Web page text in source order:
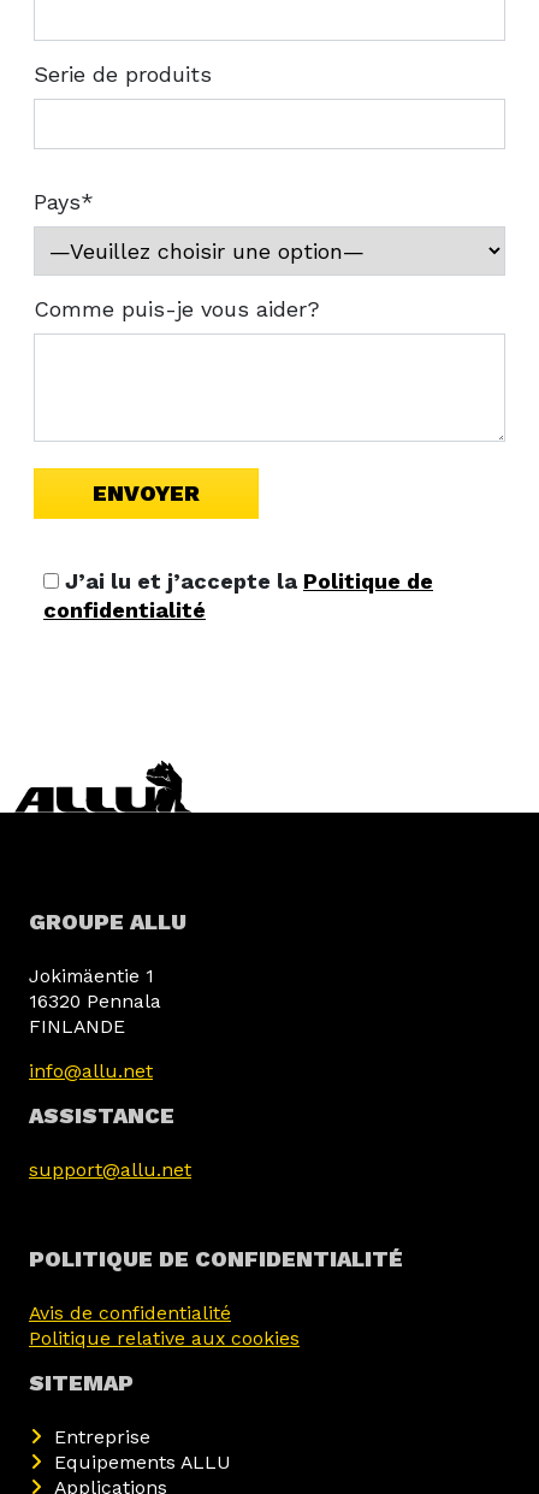
Serie de produits
Pays*
Comme puis-je vous aider?
J’ai lu et j’accepte la Politique de
confidentialité
GROUPE ALLU
Jokimäentie 1
16320 Pennala
FINLANDE
info@allu.net
ASSISTANCE
support@allu.net
POLITIQUE DE CONFIDENTIALITÉ
Avis de confidentialité
Politique relative aux cookies
SITEMAP
Entreprise
Equipements ALLU
Applications